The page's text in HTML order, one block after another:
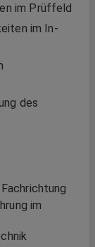
im Prüffeld
im In-
des
im